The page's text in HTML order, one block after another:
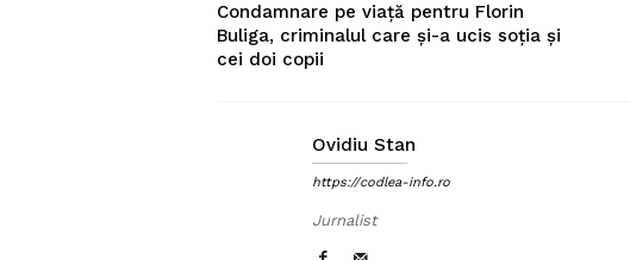
Condamnare pe viață pentru Florin
Buliga, criminalul care și-a ucis soția și
cei doi copii
Ovidiu Stan
https://codlea-info.ro
Jurnalist